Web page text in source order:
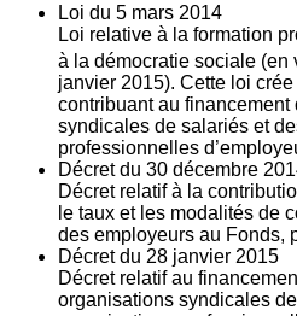
Loi du 5 mars 2014
Loi relative à la formation
à la démocratie sociale (en
janvier 2015). Cette loi
contribuant au
syndicales de salariés et
professionnelles
Décret du 30 décembre
Décret relatif à la
le taux et les modalités de
des employeurs au Fonds,
Décret du 28 janvier 2015
Décret relatif au
organisations syndicales